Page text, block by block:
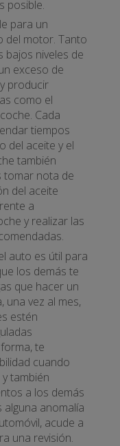
posible.
para un
del motor. Tanto
bajos niveles de
exceso de
producir
como el
Cada
tiempos
del aceite y el
también
tomar nota de
del aceite
a
y realizar las
auto es útil para
los demás te
que hacer un
una vez al mes,
estén
te
cuando
también
a los demás
anomalía
acude a
una revisión.